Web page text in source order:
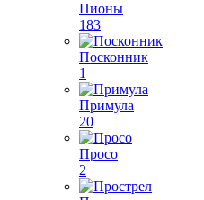
Пионы
183
Посконник
1
Примула
20
Просо
2